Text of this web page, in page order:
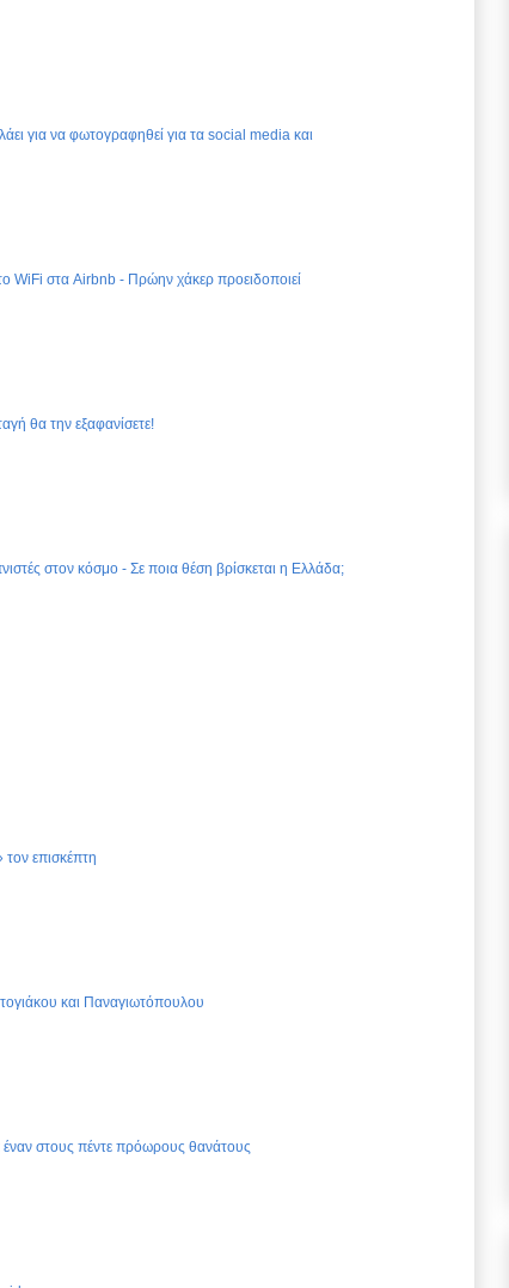
για να φωτογραφηθεί για τα social media και
WiFi στα Airbnb - Πρώην χάκερ προειδοποιεί
θα την εξαφανίσετε!
στον κόσμο - Σε ποια θέση βρίσκεται η Ελλάδα;
επισκέπτη
και Παναγιωτόπουλου
έναν στους πέντε πρόωρους θανάτους